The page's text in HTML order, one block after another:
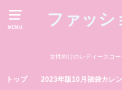
MENU
ファッシ
女性向けのレディースコ
トップ 2023年版10月福袋カレ